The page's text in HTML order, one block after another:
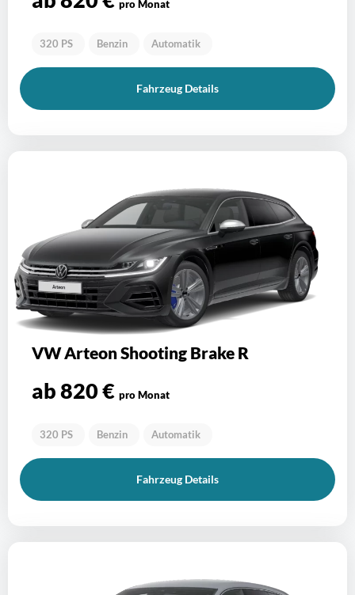
pro Monat
320 PS Benzin Automatik
Fahrzeug Details
VW Arteon Shooting Brake R
ab 820 € pro Monat
320 PS Benzin Automatik
Fahrzeug Details